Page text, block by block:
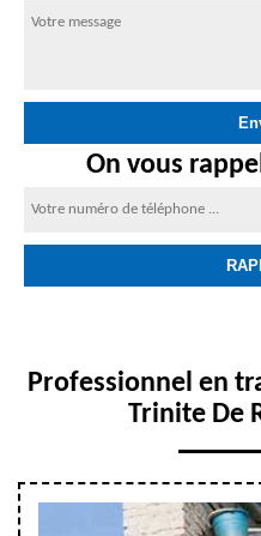
On vous
Professionnel en
Trinite De